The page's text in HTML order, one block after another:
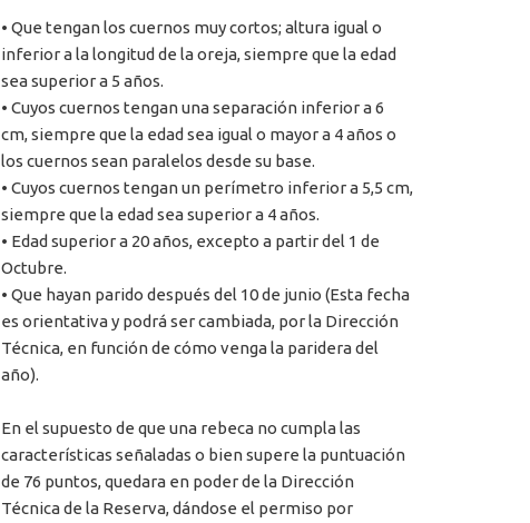
• Que tengan los cuernos muy cortos; altura igual o
inferior a la longitud de la oreja, siempre que la edad
sea superior a 5 años.
• Cuyos cuernos tengan una separación inferior a 6
cm, siempre que la edad sea igual o mayor a 4 años o
los cuernos sean paralelos desde su base.
• Cuyos cuernos tengan un perímetro inferior a 5,5 cm,
siempre que la edad sea superior a 4 años.
• Edad superior a 20 años, excepto a partir del 1 de
Octubre.
• Que hayan parido después del 10 de junio (Esta fecha
es orientativa y podrá ser cambiada, por la Dirección
Técnica, en función de cómo venga la paridera del
año).
En el supuesto de que una rebeca no cumpla las
características señaladas o bien supere la puntuación
de 76 puntos, quedara en poder de la Dirección
Técnica de la Reserva, dándose el permiso por